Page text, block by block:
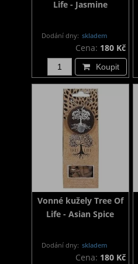
Life - Jasmine
Dodání dny: skladem
Cena: 180 Kč
Koupit
Vonné kužely Tree Of
Life - Asian Spice
Dodání dny: skladem
Cena: 180 Kč